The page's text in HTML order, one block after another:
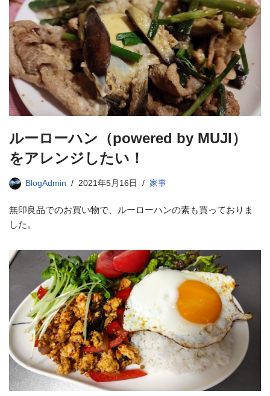
ルーローハン（powered by MUJI）
をアレンジしたい！
BlogAdmin 2021年5月16日 家事
無印良品でのお買い物で、ルーローハンの素も買っておりま
した。